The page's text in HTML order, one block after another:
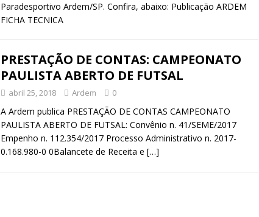
Paradesportivo Ardem/SP. Confira, abaixo: Publicação ARDEM
FICHA TECNICA
PRESTAÇÃO DE CONTAS: CAMPEONATO
PAULISTA ABERTO DE FUTSAL
abril 25, 2018 Ardem 0
A Ardem publica PRESTAÇÃO DE CONTAS CAMPEONATO
PAULISTA ABERTO DE FUTSAL: Convênio n. 41/SEME/2017
Empenho n. 112.354/2017 Processo Administrativo n. 2017-
0.168.980-0 0Balancete de Receita e […]